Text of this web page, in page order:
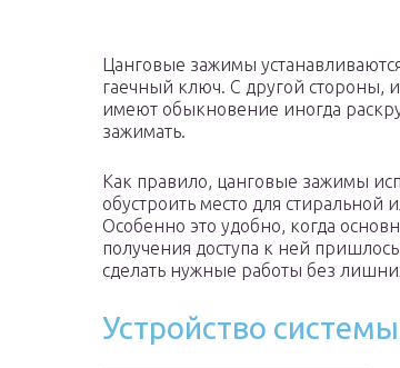
Цанговые зажимы
гаечный ключ. С другой стороны,
имеют обыкновение иногда
зажимать.
Как правило, цанговые зажимы
обустроить место для
Особенно это удобно, когда
получения доступа к ней
сделать нужные работы без
Устройство системы